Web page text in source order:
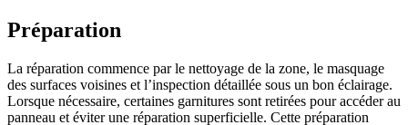
Préparation
La réparation commence par le nettoyage de la zone, le masquage
des surfaces voisines et l’inspection détaillée sous un bon éclairage.
Lorsque nécessaire, certaines garnitures sont retirées pour accéder au
panneau et éviter une réparation superficielle. Cette préparation